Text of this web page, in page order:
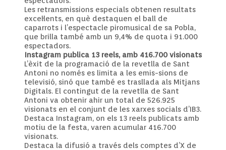
Les retransmissions especials obtenen resultats
excel·lents, en què destaquen el ball de
caparrots i l’espectacle piromusical de sa Pobla,
que brilla també amb un 9,4% de quota i 91.000
espectadors.
Instagram publica 13 reels, amb 416.700 visionats
L’èxit de la programació de la revetlla de Sant
Antoni no només es limita a les emis-sions de
televisió, sinó que també es trasllada als Mitjans
Digitals. El contingut de la revetlla de Sant
Antoni va obtenir ahir un total de 526.925
visionats en el conjunt de les xarxes socials d’IB3.
Destaca Instagram, on els 13 reels publicats amb
motiu de la festa, varen acumular 416.700
visionats.
Destaca la difusió a través dels comptes d’X de